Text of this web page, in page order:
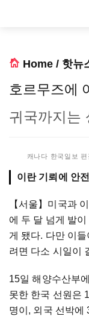
Home / 핫뉴
호르무즈에
귀국까지는
캐나다 한국일보
이란 기뢰에 안
【서울】 미국과
에 두 달 넘게 발
게 됐다. 다만 이
려면 다소 시일이
15일 해양수산부
못한 한국 선원은
명이, 외국 선박에